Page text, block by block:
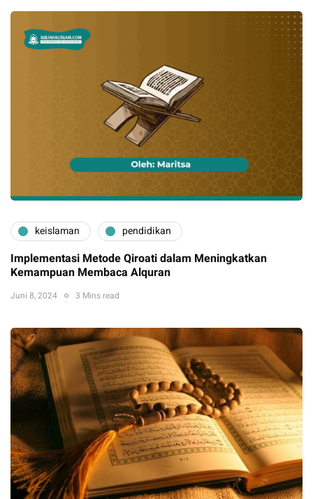
keislaman pendidikan
Implementasi Metode Qiroati dalam Meningkatkan
Kemampuan Membaca Alquran
Juni 8, 2024 3 Mins read